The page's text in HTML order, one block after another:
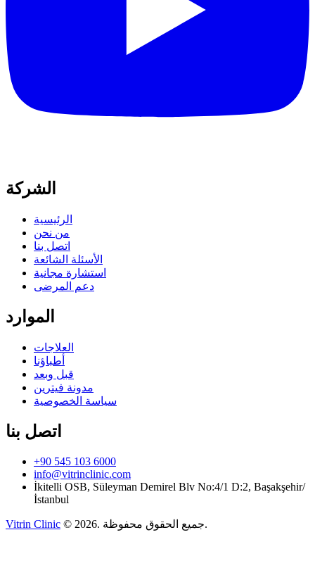
الشركة
الرئيسية
من نحن
اتصل بنا
الأسئلة الشائعة
استشارة مجانية
دعم المرضى
الموارد
العلاجات
أطباؤنا
قبل وبعد
مدونة فيترين
سياسة الخصوصية
اتصل بنا
+90 545 103 6000
info@vitrinclinic.com
İkitelli OSB, Süleyman Demirel Blv No:4/1 D:2, Başakşehir/
İstanbul
Vitrin Clinic © 2026. جميع الحقوق محفوظة.